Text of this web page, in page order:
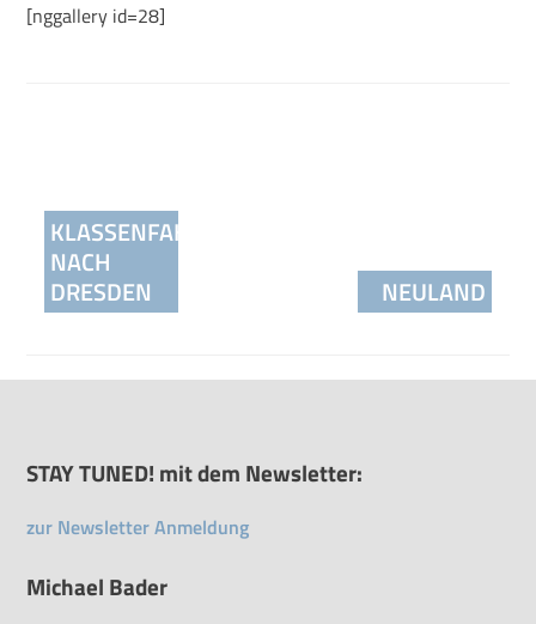
[nggallery id=28]
KLASSENFAHRT
NACH
DRESDEN
NEULAND
STAY TUNED! mit dem Newsletter:
zur Newsletter Anmeldung
Michael Bader